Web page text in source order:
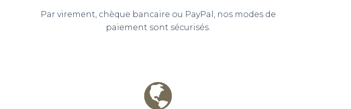
Par virement, chèque bancaire ou PayPal, nos modes de
paiement sont sécurisés.